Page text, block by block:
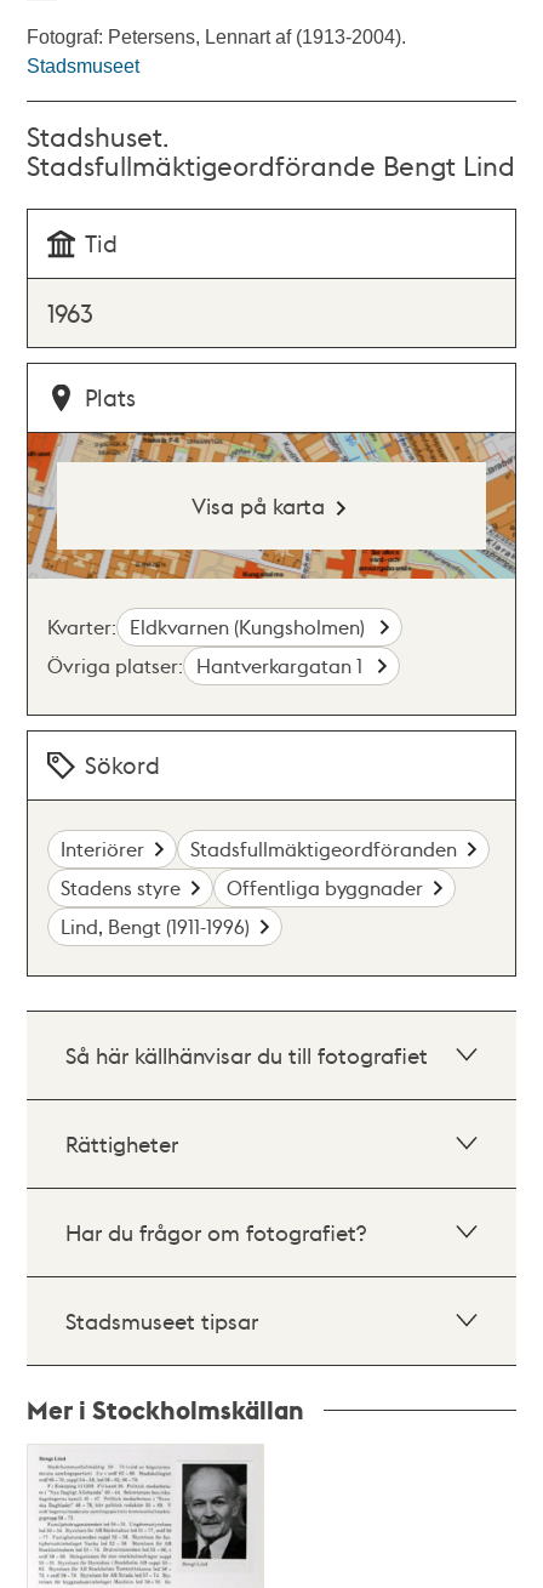
Fotograf: Petersens, Lennart af (1913-2004).
Stadsmuseet
Stadshuset.
Stadsfullmäktigeordförande Bengt Lind
Tid
1963
Plats
Visa på karta
Kvarter: Eldkvarnen (Kungsholmen)
Övriga platser: Hantverkargatan 1
Sökord
Interiörer
Stadsfullmäktigeordföranden
Stadens styre
Offentliga byggnader
Lind, Bengt (1911-1996)
Så här källhänvisar du till fotografiet
Rättigheter
Har du frågor om fotografiet?
Stadsmuseet tipsar
Mer i Stockholmskällan
Relaterade
poster
och
teman